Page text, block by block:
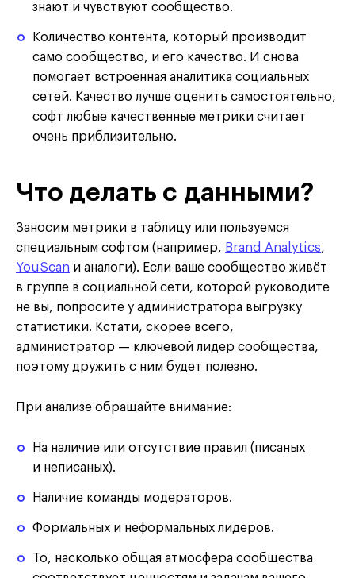
знают и чувствуют сообщество.
Количество контента, который производит
само сообщество, и его качество. И снова
помогает встроенная аналитика социальных
сетей. Качество лучше оценить самостоятельно,
софт любые качественные метрики считает
очень приблизительно.
Что делать с данными?
Заносим метрики в таблицу или пользуемся
специальным софтом (например, Brand Analytics,
YouScan и аналоги). Если ваше сообщество живёт
в группе в социальной сети, которой руководите
не вы, попросите у администратора выгрузку
статистики. Кстати, скорее всего,
администратор — ключевой лидер сообщества,
поэтому дружить с ним будет полезно.
При анализе обращайте внимание:
На наличие или отсутствие правил (писаных
и неписаных).
Наличие команды модераторов.
Формальных и неформальных лидеров.
То, насколько общая атмосфера сообщества